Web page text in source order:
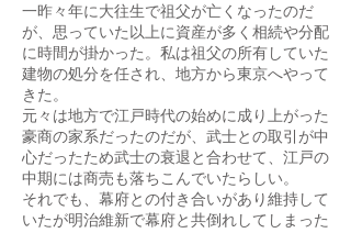
一昨々年に大往生で祖父が亡くなったのだ
が、思っていた以上に資産が多く相続や分配
に時間が掛かった。私は祖父の所有していた
建物の処分を任され、地方から東京へやって
きた。
元々は地方で江戸時代の始めに成り上がった
豪商の家系だったのだが、武士との取引が中
心だったため武士の衰退と合わせて、江戸の
中期には商売も落ちこんでいたらしい。
それでも、幕府との付き合いがあり維持して
いたが明治維新で幕府と共倒れしてしまった